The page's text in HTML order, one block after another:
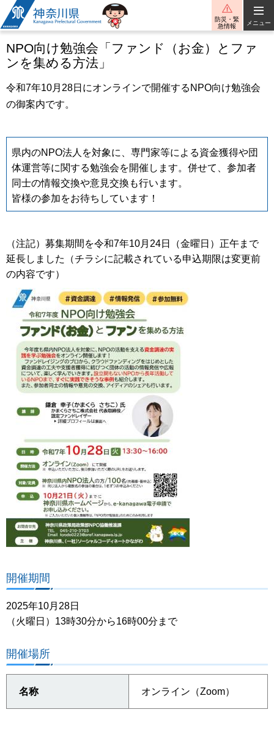
神奈川県
防災・緊
急情報
メニュー
NPO向け勉強会「ファンド（お金）とファ
ンを集める方法」
令和7年10月28日にオンラインで開催するNPO向け勉強会
の御案内です。
県内のNPO法人を対象に、専門家等による資金獲得や団
体運営等に関する勉強会を開催します。併せて、参加者
同士の情報交換や意見交換も行います。
皆様の参加をお待ちしています！
（注記）募集期間を令和7年10月24日（金曜日）正午まで
延長しました（チラシに記載されている申込期限は変更前
の内容です）
開催期間
2025年10月28日
（火曜日）13時30分から16時00分まで
開催場所
名称 オンライン（Zoom）